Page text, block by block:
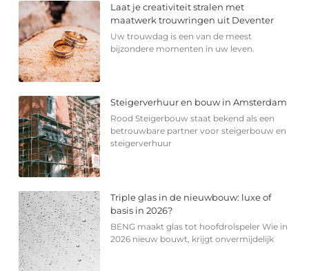
Laat je creativiteit stralen met
maatwerk trouwringen uit Deventer
Uw trouwdag is een van de meest
bijzondere momenten in uw leven.
Steigerverhuur en bouw in Amsterdam
Rood Steigerbouw staat bekend als een
betrouwbare partner voor steigerbouw en
steigerverhuur
Triple glas in de nieuwbouw: luxe of
basis in 2026?
BENG maakt glas tot hoofdrolspeler Wie in
2026 nieuw bouwt, krijgt onvermijdelijk